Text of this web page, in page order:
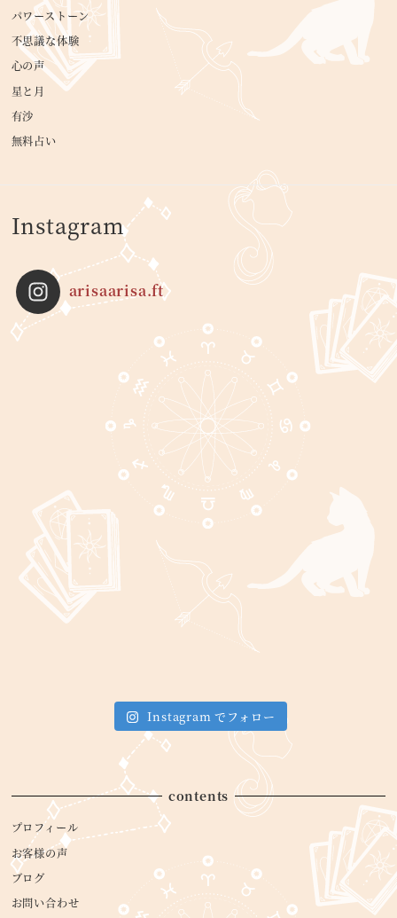
パワーストーン
不思議な体験
心の声
星と月
有沙
無料占い
Instagram
arisaarisa.ft
Instagram でフォロー
contents
プロフィール
お客様の声
ブログ
お問い合わせ